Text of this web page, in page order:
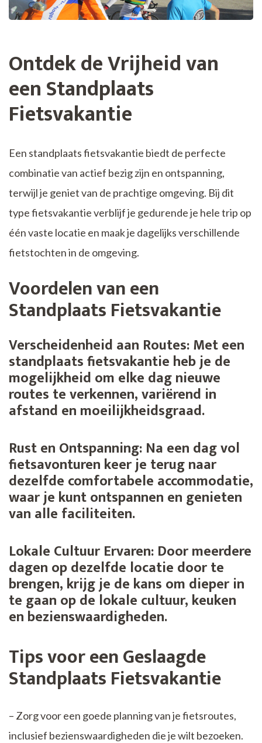
Ontdek de Vrijheid van
een Standplaats
Fietsvakantie
Een standplaats fietsvakantie biedt de perfecte
combinatie van actief bezig zijn en ontspanning,
terwijl je geniet van de prachtige omgeving. Bij dit
type fietsvakantie verblijf je gedurende je hele trip op
één vaste locatie en maak je dagelijks verschillende
fietstochten in de omgeving.
Voordelen van een
Standplaats Fietsvakantie
Verscheidenheid aan Routes:Met een
standplaats fietsvakantie heb je de
mogelijkheid om elke dag nieuwe
routes te verkennen, variërend in
afstand en moeilijkheidsgraad.
Rust en Ontspanning: Na een dag vol
fietsavonturen keer je terug naar
dezelfde comfortabele accommodatie,
waar je kunt ontspannen en genieten
van alle faciliteiten.
Lokale Cultuur Ervaren: Door meerdere
dagen op dezelfde locatie door te
brengen, krijg je de kans om dieper in
te gaan op de lokale cultuur, keuken
en bezienswaardigheden.
Tips voor een Geslaagde
Standplaats Fietsvakantie
– Zorg voor een goede planning van je fietsroutes,
inclusief bezienswaardigheden die je wilt bezoeken.